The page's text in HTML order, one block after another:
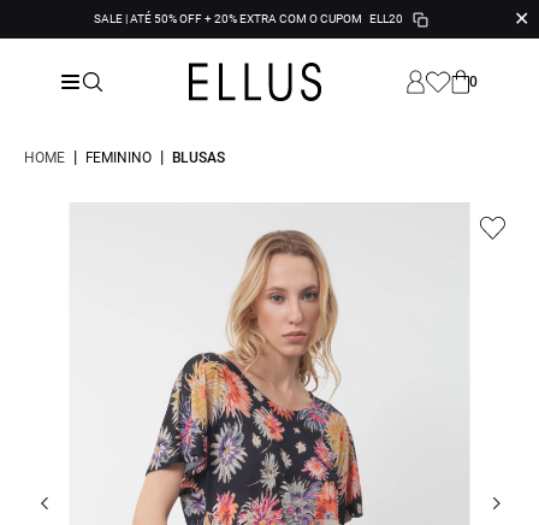
SALE | ATÉ 50% OFF + 20% EXTRA COM O CUPOM ELL20 ✕
0
HOME | FEMININO | BLUSAS